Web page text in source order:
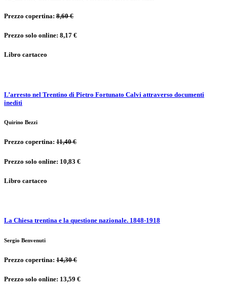
Prezzo copertina: 8,60 €
Prezzo solo online: 8,17 €
Libro cartaceo
L’arresto nel Trentino di Pietro Fortunato Calvi attraverso documenti
inediti
Quirino Bezzi
Prezzo copertina: 11,40 €
Prezzo solo online: 10,83 €
Libro cartaceo
La Chiesa trentina e la questione nazionale. 1848-1918
Sergio Benvenuti
Prezzo copertina: 14,30 €
Prezzo solo online: 13,59 €